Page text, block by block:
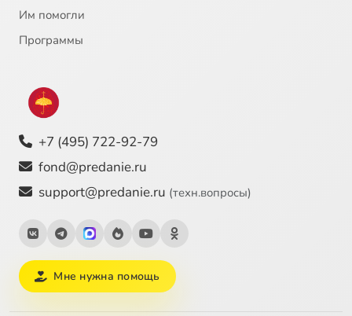
Им помогли
Программы
+7 (495) 722-92-79
fond@predanie.ru
support@predanie.ru (техн.вопросы)
Мне нужна помощь